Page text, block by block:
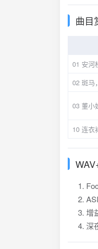
曲目
01 安河
02 斑马
03 董小
10 连衣
增
深